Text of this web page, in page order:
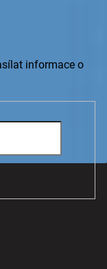
informace o